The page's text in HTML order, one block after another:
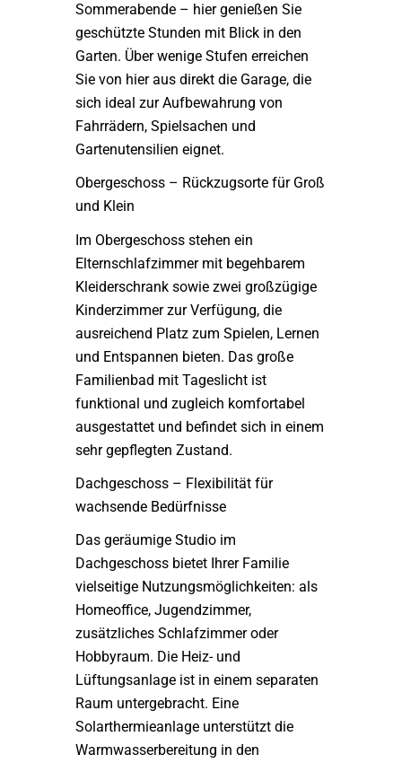
Sommerabende – hier genießen Sie
geschützte Stunden mit Blick in den
Garten. Über wenige Stufen erreichen
Sie von hier aus direkt die Garage, die
sich ideal zur Aufbewahrung von
Fahrrädern, Spielsachen und
Gartenutensilien eignet.
Obergeschoss – Rückzugsorte für Groß
und Klein
Im Obergeschoss stehen ein
Elternschlafzimmer mit begehbarem
Kleiderschrank sowie zwei großzügige
Kinderzimmer zur Verfügung, die
ausreichend Platz zum Spielen, Lernen
und Entspannen bieten. Das große
Familienbad mit Tageslicht ist
funktional und zugleich komfortabel
ausgestattet und befindet sich in einem
sehr gepflegten Zustand.
Dachgeschoss – Flexibilität für
wachsende Bedürfnisse
Das geräumige Studio im
Dachgeschoss bietet Ihrer Familie
vielseitige Nutzungsmöglichkeiten: als
Homeoffice, Jugendzimmer,
zusätzliches Schlafzimmer oder
Hobbyraum. Die Heiz- und
Lüftungsanlage ist in einem separaten
Raum untergebracht. Eine
Solarthermieanlage unterstützt die
Warmwasserbereitung in den